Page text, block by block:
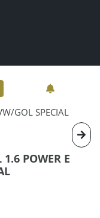
GOL SPECIAL
POWER E